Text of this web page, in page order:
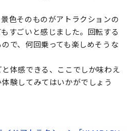
色そのものがアトラクションの
すごいと感じました。回転する
で、何回乗っても楽しめそうな
体感できる、ここでしか味わえ
験してみてはいかがでしょう